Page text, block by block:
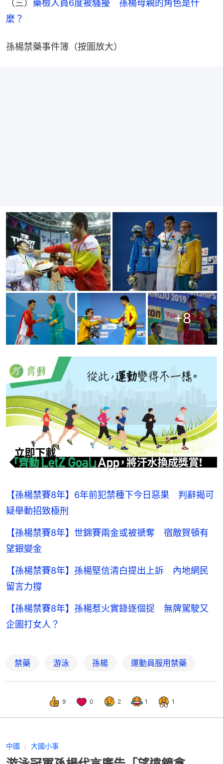
（三） 藥檢人員6度被騷擾　孫楊母親的角色是什
麼？
孫楊禁藥事件簿（按圖放大）
+8
【孫楊禁賽8年】6年前犯禁種下今日惡果 判辭揭可
疑舉動招致極刑
【孫楊禁賽8年】世錦賽兩金或被禠奪 宿敵賀頓有
望銀變金
【孫楊禁賽8年】孫楊堅信清白提出上訴 內地網民
留言力撐
【孫楊禁賽8年】孫楊惹火實錄逐個捉 無牌駕駛又
企圖打女人？
禁藥 游泳 孫楊 運動員服用禁藥
9 0 2 1 1
中國 大國小事